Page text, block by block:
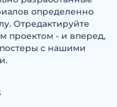
определенно
Отредактируйте
проектом - и вперед,
с нашими